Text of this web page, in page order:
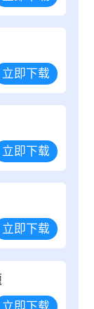
立即下载
立即下载
立即下载